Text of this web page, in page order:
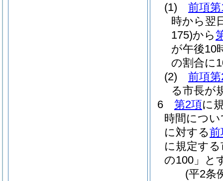
(1)
前項
時から翌
175)から
が午後10
の割合に
(2)
前項
る市長が
6
第2項に
時間につ
に対する前
に規定す
の100」と
(平2条